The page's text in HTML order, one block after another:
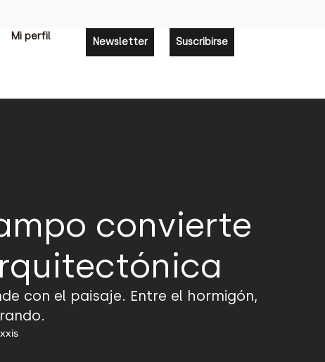
Mi perfil Newsletter Suscribirse
convierte
con el paisaje. Entre el hormigón,